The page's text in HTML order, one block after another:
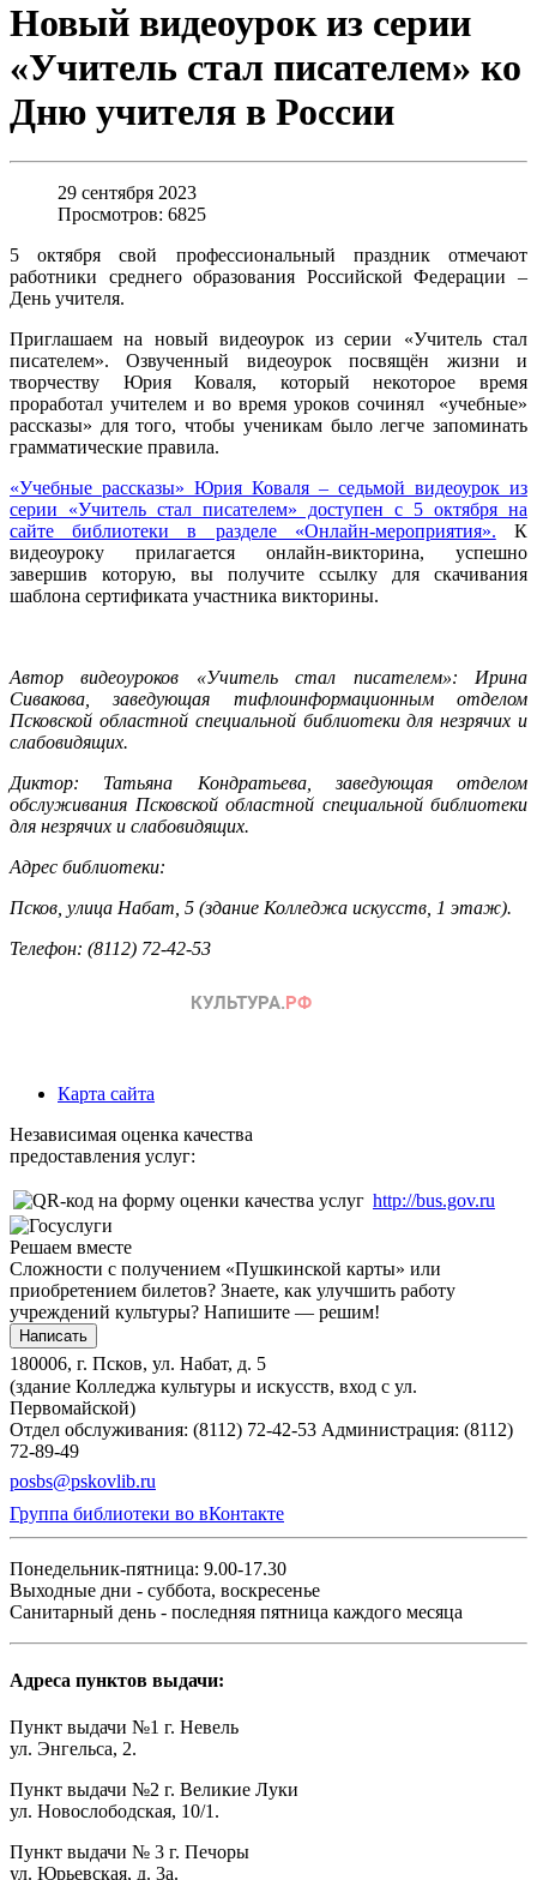
Новый видеоурок из серии
«Учитель стал писателем» ко
Дню учителя в России
29 сентября 2023
Просмотров: 6825
5 октября свой профессиональный праздник отмечают
работники среднего образования Российской Федерации –
День учителя.
Приглашаем на новый видеоурок из серии «Учитель стал
писателем». Озвученный видеоурок посвящён жизни и
творчеству Юрия Коваля, который некоторое время
проработал учителем и во время уроков сочинял «учебные»
рассказы» для того, чтобы ученикам было легче запоминать
грамматические правила.
«Учебные рассказы» Юрия Коваля – седьмой видеоурок из
серии «Учитель стал писателем» доступен с 5 октября на
сайте библиотеки в разделе «Онлайн-мероприятия». К
видеоуроку прилагается онлайн-викторина, успешно
завершив которую, вы получите ссылку для скачивания
шаблона сертификата участника викторины.
Автор видеоуроков «Учитель стал писателем»: Ирина
Сивакова, заведующая тифлоинформационным отделом
Псковской областной специальной библиотеки для незрячих и
слабовидящих.
Диктор: Татьяна Кондратьева, заведующая отделом
обслуживания Псковской областной специальной библиотеки
для незрячих и слабовидящих.
Адрес библиотеки:
Псков, улица Набат, 5 (здание Колледжа искусств, 1 этаж).
Телефон: (8112) 72-42-53
Карта сайта
Независимая оценка качества
предоставления услуг:
http://bus.gov.ru
Решаем вместе
Сложности с получением «Пушкинской карты» или
приобретением билетов? Знаете, как улучшить работу
учреждений культуры? Напишите — решим!
Написать
180006, г. Псков, ул. Набат, д. 5
(здание Колледжа культуры и искусств, вход с ул.
Первомайской)
Отдел обслуживания: (8112) 72-42-53 Администрация: (8112)
72-89-49
posbs@pskovlib.ru
Группа библиотеки во вКонтакте
Понедельник-пятница: 9.00-17.30
Выходные дни - суббота, воскресенье
Санитарный день - последняя пятница каждого месяца
Адреса пунктов выдачи:
Пункт выдачи №1 г. Невель
ул. Энгельса, 2.
Пункт выдачи №2 г. Великие Луки
ул. Новослободская, 10/1.
Пункт выдачи № 3 г. Печоры
ул. Юрьевская, д. 3а.